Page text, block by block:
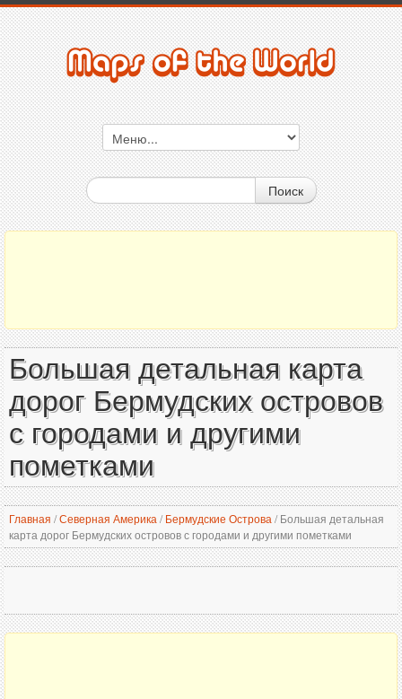
Поиск
Большая детальная карта
дорог Бермудских островов
с городами и другими
пометками
Главная /Северная Америка / Бермудские Острова /Большая детальная
карта дорог Бермудских островов с городами и другими пометками